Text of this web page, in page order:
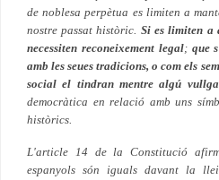
de noblesa perpètua es limiten a
nostre passat històric. Si es limiten a
necessiten reconeixement legal;que
amb les seues tradicions, o com els
social el tindran mentre algú
democràtica en relació amb uns
històrics.
L'article 14 de la Constitució
espanyols són iguals davant la